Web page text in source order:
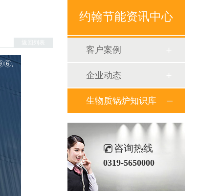
返回列表
约翰节能资讯中心
客户案例
企业动态
生物质锅炉知识库
咨询热线
0319-5650000